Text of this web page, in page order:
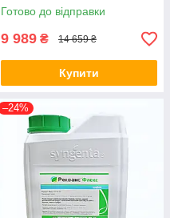
Готово до відправки
9 989 ₴ 14 659 ₴
Купити
–24%